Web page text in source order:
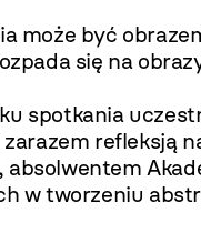
może być
się na
spotkania
refleksją
absolwentem
w tworzeniu